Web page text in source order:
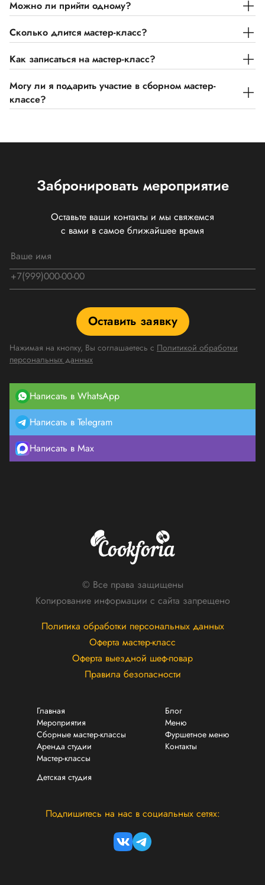
Можно ли прийти одному?
Сколько длится мастер-класс?
Как записаться на мастер-класс?
Могу ли я подарить участие в сборном мастер-
классе?
Забронировать мероприятие
Оставьте ваши контакты и мы свяжемся
с вами в самое ближайшее время
Оставить заявку
Нажимая на кнопку, Вы соглашаетесь с Политикой обработки
персональных данных
Написать в WhatsApp
Написать в Telegram
Написать в Max
© Все права защищены
Копирование информации с сайта запрещено
Политика обработки персональных данных
Оферта мастер-класс
Оферта выездной шеф-повар
Правила безопасности
Главная
Мероприятия
Сборные мастер-классы
Аренда студии
Мастер-классы
Блог
Меню
Фуршетное меню
Контакты
Детская студия
Подпишитесь на нас в социальных сетях: